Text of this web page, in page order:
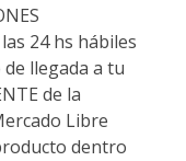
24 hs hábiles
llegada a tu
de la
Libre
dentro